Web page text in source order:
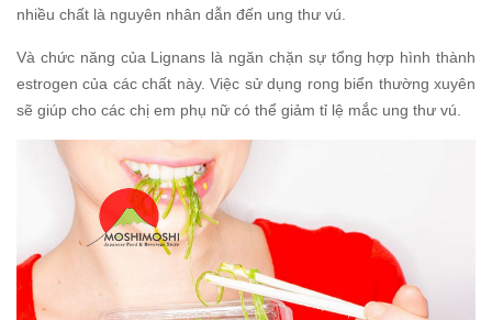
nhiều chất là nguyên nhân dẫn đến ung thư vú.
Và chức năng của Lignans là ngăn chặn sự tổng hợp hình thành
estrogen của các chất này. Việc sử dụng rong biển thường xuyên
sẽ giúp cho các chị em phụ nữ có thể giảm tỉ lệ mắc ung thư vú.